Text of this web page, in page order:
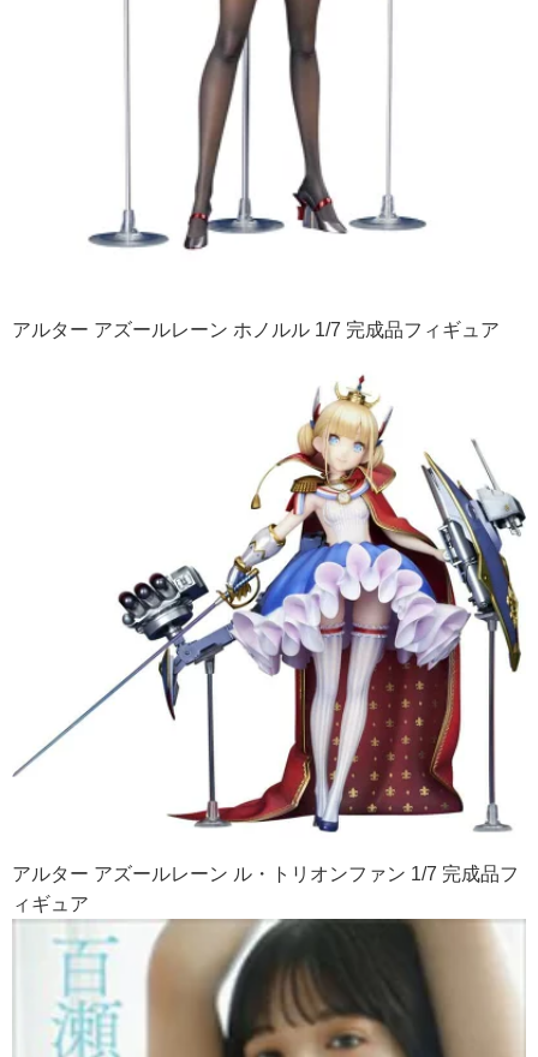
アルター アズールレーン ホノルル 1/7 完成品フィギュア
アルター アズールレーン ル・トリオンファン 1/7 完成品フ
ィギュア